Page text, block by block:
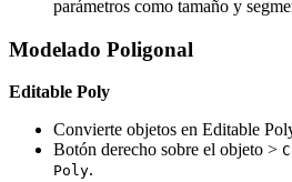
parámetros como tamaño y
Modelado Poligonal
Editable Poly
Convierte objetos en Editable
Botón derecho sobre el objeto >
Poly.